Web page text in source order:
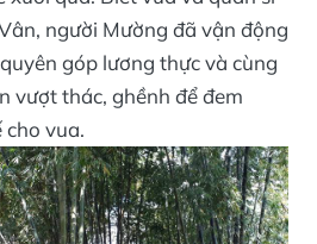
người Mường đã vận động
góp lương thực và cùng
vượt thác, ghềnh để đem
vua.